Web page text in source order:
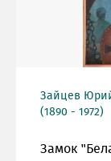
Зайцев
(1890 - 1972)
Замок